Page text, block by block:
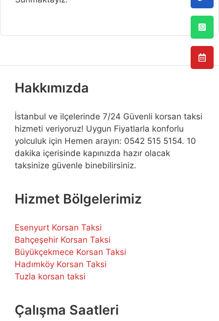
Hakkımızda
İstanbul ve ilçelerinde 7/24 Güvenli korsan taksi
hizmeti veriyoruz! Uygun Fiyatlarla konforlu
yolculuk için Hemen arayın: 0542 515 5154. 10
dakika içerisinde kapınızda hazır olacak
taksinize güvenle binebilirsiniz.
Hizmet Bölgelerimiz
Esenyurt Korsan Taksi
Bahçeşehir Korsan Taksi
Büyükçekmece Korsan Taksi
Hadımköy Korsan Taksi
Tuzla korsan taksi
Çalışma Saatleri